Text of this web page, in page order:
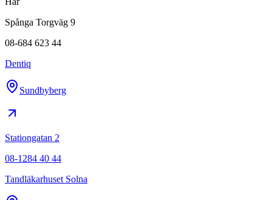
Spånga Torgväg 9
08-684 623 44
Dentiq
Sundbyberg
Stationgatan 2
08-1284 40 44
Tandläkarhuset Solna